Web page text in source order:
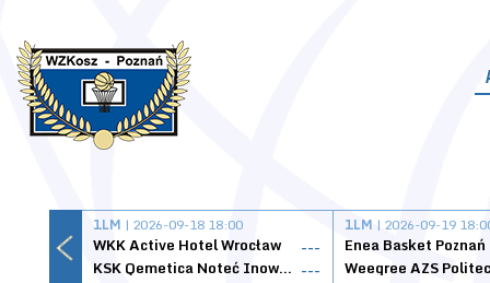
1LM | 2026-09-18 18:00
WKK Active Hotel Wrocław
---
KSK Qemetica Noteć Inowrocław ---
1LM | 2026-09-19
Enea Basket Poznań